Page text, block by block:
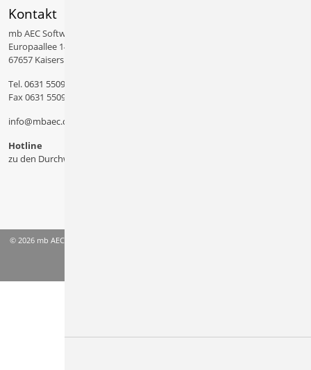
Kontakt
mb AEC Software GmbH
Europaallee 14
67657 Kaiserslautern
Tel.0631 550999 11
Fax 0631 550999 20
info@mbaec.de
Hotline
zu den Durchwahlen
© 2026 mb AEC Software GmbH